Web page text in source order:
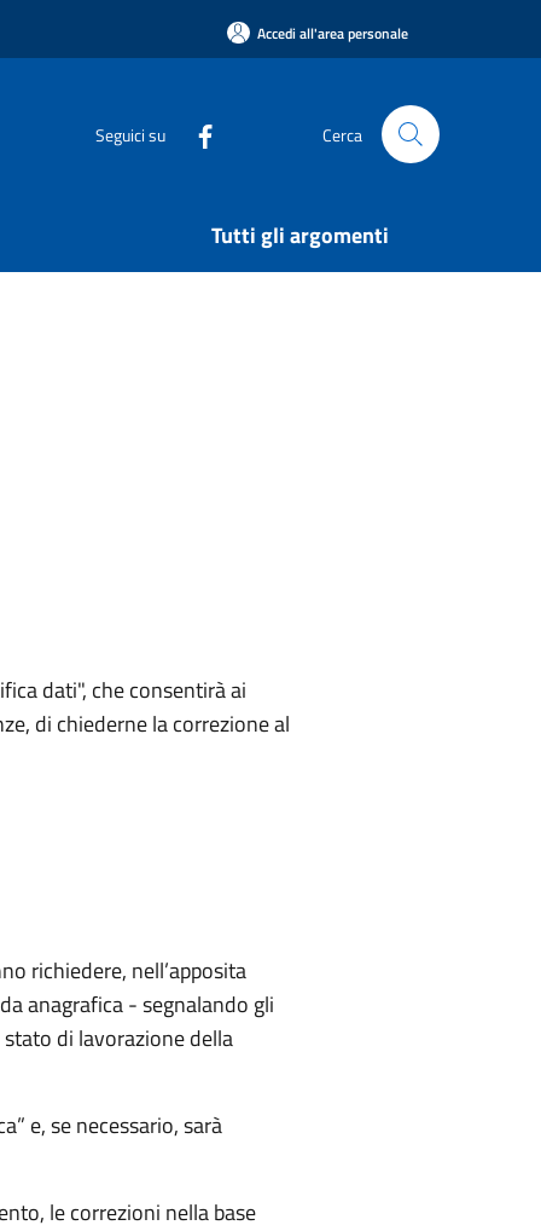
Accedi all'area personale
Seguici su Cerca
Tutti gli argomenti
dati", che consentirà ai
di chiederne la correzione al
richiedere, nell’apposita
anagrafica - segnalando gli
di lavorazione della
e, se necessario, sarà
le correzioni nella base